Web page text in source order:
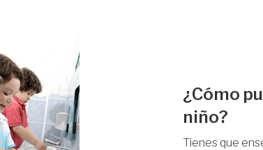
¿Cómo
niño?
Tienes que